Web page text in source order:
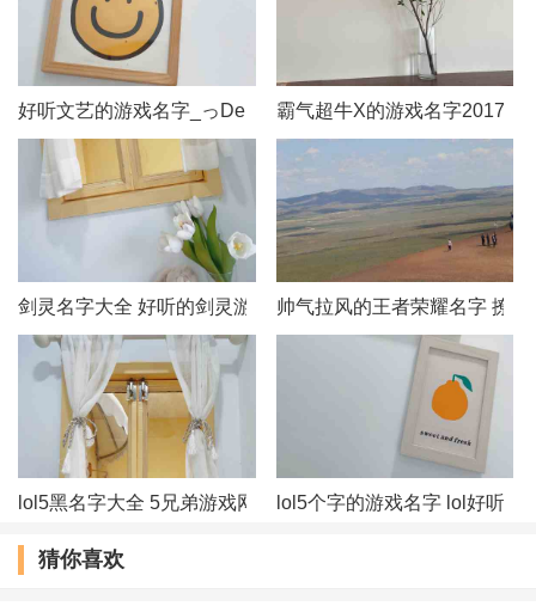
好听文艺的游戏名字_っDemonˊ冥殇づ霸气超牛X的游戏名字2017
剑灵名字大全 好听的剑灵游戏名字帅气拉风的王者荣耀名字 撩妹
lol5黑名字大全 5兄弟游戏网名 lol5个字的游戏名字 lol好听五
猜你喜欢